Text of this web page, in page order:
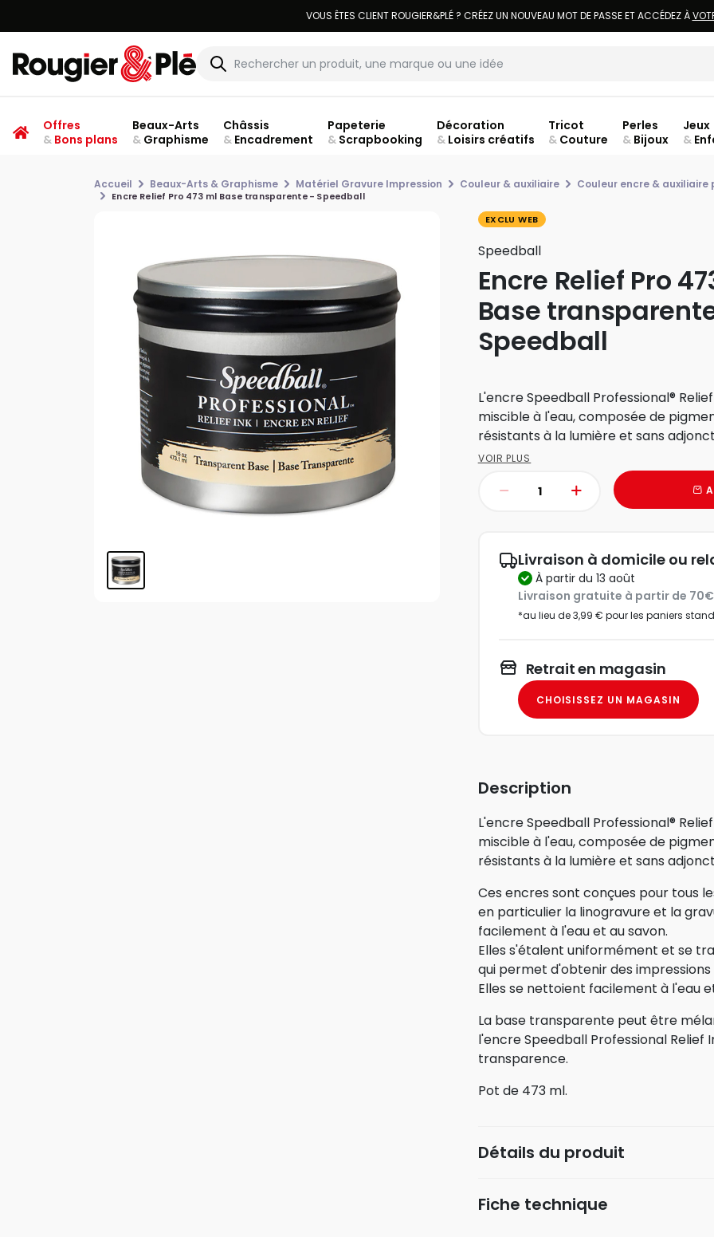
LIVRAISON À DOMICILE OFFERTE DÈS 70€.VOIR CONDITIONS
Offres
&Bons plans
Beaux-Arts
&Graphisme
Châssis
&Encadrement
Papeterie
&Scrapbooking
Décoration
&Loisirs créatifs
Tricot
& Couture
Perles
& Bijoux
Jeux
&
Accueil Beaux-Arts & Graphisme Matériel Gravure Impression Couleur & auxiliaire Couleur encre & auxiliaire
Encre Relief Pro 473 ml Base transparente - Speedball
EXCLU WEB
Speedball
Encre Relief Pro
Base
Speedball
L'encre Speedball Professional®
miscible à l'eau, composée de
résistants à la lumière et sans
VOIR PLUS
Livraison à domicile ou
à partir du 13 août
Livraison gratuite à partir de
*au lieu de 3,99 € pour les paniers
Retrait en magasin
CHOISISSEZ UN MAGASIN
Description
L'encre Speedball Professional®
miscible à l'eau, composée de
résistants à la lumière et sans
Ces encres sont conçues pour tous
en particulier la linogravure et la
facilement à l'eau et au savon.
Elles s'étalent uniformément et se
qui permet d'obtenir des
Elles se nettoient facilement à l'eau
La base transparente peut être
l'encre Speedball Professional Relief
transparence.
Pot de 473 ml.
Détails du produit
Fiche technique